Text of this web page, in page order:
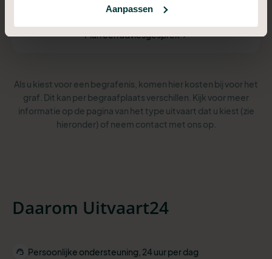
Aanpassen
Plan een adviesgesprek
Als u kiest voor een begrafenis, komen hier kosten bij voor het
graf. Dit kan per begraafplaats verschillen. Kijk voor meer
informatie op de pagina van het type uitvaart dat u kiest (zie
hieronder) of neem contact met ons op.
Daarom Uitvaart24
Persoonlijke ondersteuning, 24 uur per dag